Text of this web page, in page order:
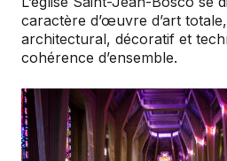
caractère d’œuvre d’art
architectural, décoratif et
cohérence d’ensemble.